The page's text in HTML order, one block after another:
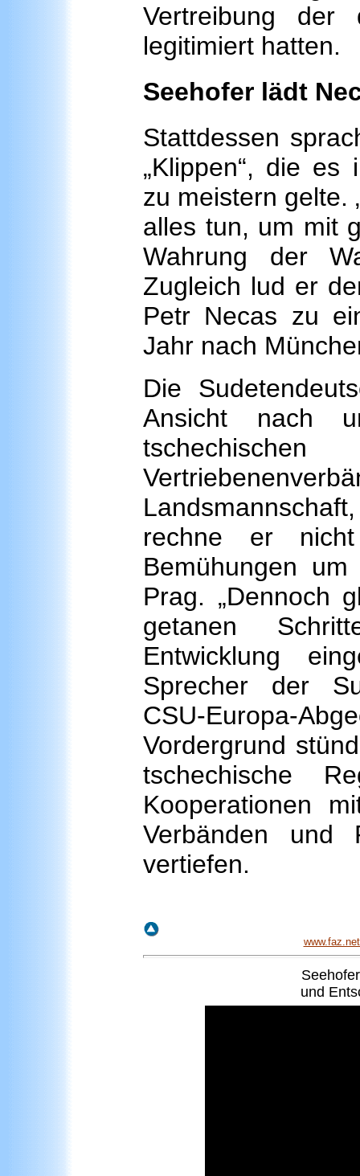
Vertreibung der
legitimiert hatten.
Seehofer lädt
Stattdessen
„Klippen“, die es
zu meistern gelte.
alles tun, um mit
Wahrung der
Zugleich lud er
Petr Necas zu
Jahr nach
Die
Ansicht nach
rechne er
Bemühungen
Prag. „Dennoch
getanen
Entwicklung
Sprecher der
CSU-Europa-
Vordergrund
tschechische
Kooperationen
Verbänden
vertiefen.
und